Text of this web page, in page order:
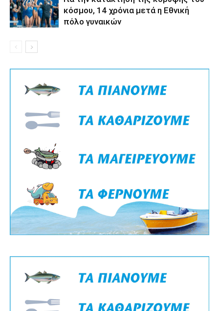
κόσμου, 14 χρόνια μετά η Εθνική
πόλο γυναικών